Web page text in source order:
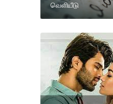
வெளியீடு